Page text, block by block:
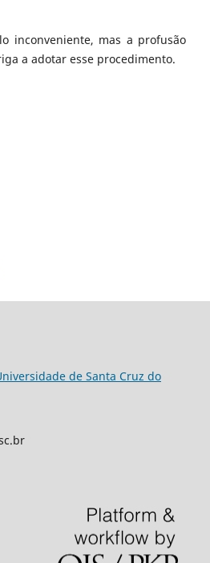
inconveniente, mas a profusão
a adotar esse procedimento.
de Santa Cruz do